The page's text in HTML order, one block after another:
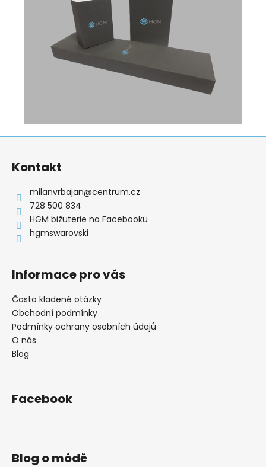
Z
Kontakt
milanvrbajan@centrum.cz
728 500 834
HGM bižuterie na Facebooku
hgmswarovski
Informace pro vás
Často kladené otázky
Obchodní podmínky
Podmínky ochrany osobních údajů
O nás
Blog
Facebook
Blog o módě